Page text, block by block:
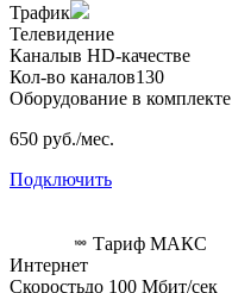
Трафик
Телевидение
Каналыв HD-качестве
Кол-во каналов130
Оборудование в комплекте
650 руб./мес.
Подключить
Тариф МАКС
Интернет
Скоростьдо 100 Мбит/сек